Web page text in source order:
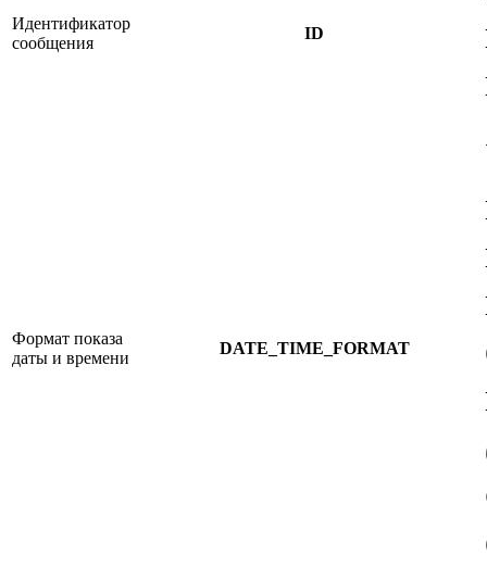
Идентификатор
сообщения
ID
Формат показа
даты и времени
DATE_TIME_FORMAT